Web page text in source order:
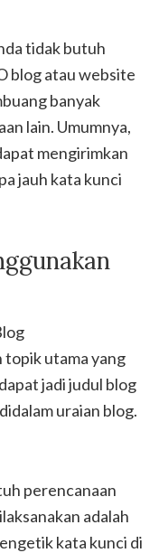
tidak butuh
blog atau website
banyak
lain. Umumnya,
mengirimkan
jauh kata kunci
topik utama yang
jadi judul blog
uraian blog.
perencanaan
adalah
kata kunci di